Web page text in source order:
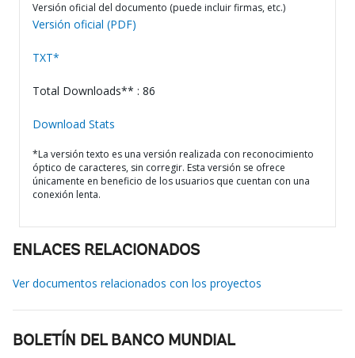
Versión oficial del documento (puede incluir firmas, etc.)
Versión oficial (PDF)
TXT*
Total Downloads** : 86
Download Stats
*La versión texto es una versión realizada con reconocimiento
óptico de caracteres, sin corregir. Esta versión se ofrece
únicamente en beneficio de los usuarios que cuentan con una
conexión lenta.
ENLACES RELACIONADOS
Ver documentos relacionados con los proyectos
BOLETÍN DEL BANCO MUNDIAL